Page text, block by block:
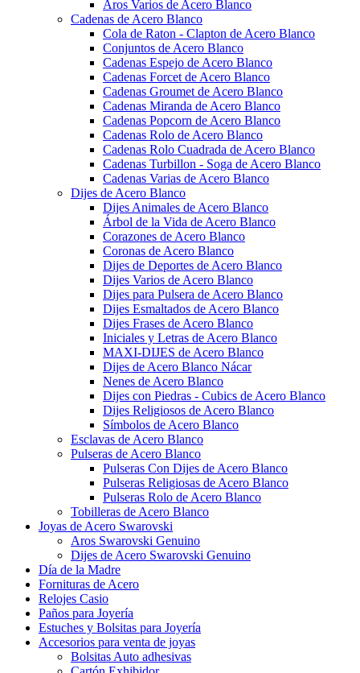
Aros Varios de Acero Blanco
Cadenas de Acero Blanco
Cola de Raton - Clapton de Acero Blanco
Conjuntos de Acero Blanco
Cadenas Espejo de Acero Blanco
Cadenas Forcet de Acero Blanco
Cadenas Groumet de Acero Blanco
Cadenas Miranda de Acero Blanco
Cadenas Popcorn de Acero Blanco
Cadenas Rolo de Acero Blanco
Cadenas Rolo Cuadrada de Acero Blanco
Cadenas Turbillon - Soga de Acero Blanco
Cadenas Varias de Acero Blanco
Dijes de Acero Blanco
Dijes Animales de Acero Blanco
Árbol de la Vida de Acero Blanco
Corazones de Acero Blanco
Coronas de Acero Blanco
Dijes de Deportes de Acero Blanco
Dijes Varios de Acero Blanco
Dijes para Pulsera de Acero Blanco
Dijes Esmaltados de Acero Blanco
Dijes Frases de Acero Blanco
Iniciales y Letras de Acero Blanco
MAXI-DIJES de Acero Blanco
Dijes de Acero Blanco Nácar
Nenes de Acero Blanco
Dijes con Piedras - Cubics de Acero Blanco
Dijes Religiosos de Acero Blanco
Símbolos de Acero Blanco
Esclavas de Acero Blanco
Pulseras de Acero Blanco
Pulseras Con Dijes de Acero Blanco
Pulseras Religiosas de Acero Blanco
Pulseras Rolo de Acero Blanco
Tobilleras de Acero Blanco
Joyas de Acero Swarovski
Aros Swarovski Genuino
Dijes de Acero Swarovski Genuino
Día de la Madre
Fornituras de Acero
Relojes Casio
Paños para Joyería
Estuches y Bolsitas para Joyería
Accesorios para venta de joyas
Bolsitas Auto adhesivas